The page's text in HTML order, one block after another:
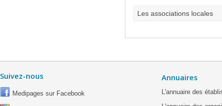
Les associations locales
Suivez-nous
Medipages sur Facebook
Annuaires
L'annuaire des